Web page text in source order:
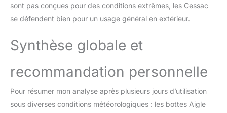
sont pas conçues pour des conditions extrêmes, les Cessac
se défendent bien pour un usage général en extérieur.
Synthèse globale et
recommandation personnelle
Pour résumer mon analyse après plusieurs jours d’utilisation
sous diverses conditions météorologiques : les bottes Aigle